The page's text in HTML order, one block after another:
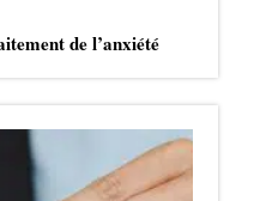
de l’anxiété